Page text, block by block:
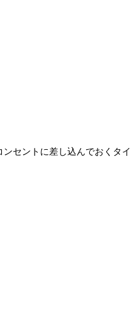
セントに差し込んでおくタイ